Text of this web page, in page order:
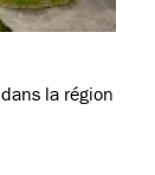
la région